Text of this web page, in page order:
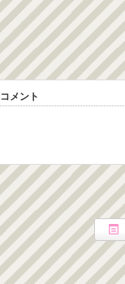
コメント